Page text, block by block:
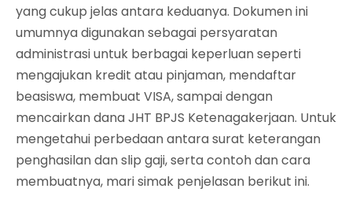
yang cukup jelas antara keduanya. Dokumen ini
umumnya digunakan sebagai persyaratan
administrasi untuk berbagai keperluan seperti
mengajukan kredit atau pinjaman, mendaftar
beasiswa, membuat VISA, sampai dengan
mencairkan dana JHT BPJS Ketenagakerjaan. Untuk
mengetahui perbedaan antara surat keterangan
penghasilan dan slip gaji, serta contoh dan cara
membuatnya, mari simak penjelasan berikut ini.